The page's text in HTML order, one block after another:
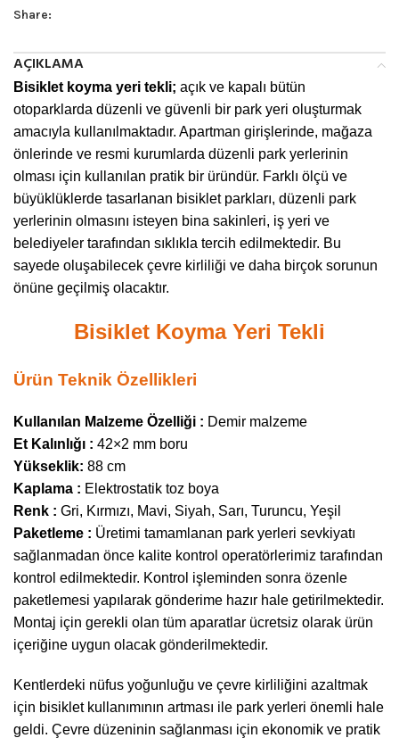
Share:
AÇIKLAMA
Bisiklet koyma yeri tekli; açık ve kapalı bütün
otoparklarda düzenli ve güvenli bir park yeri oluşturmak
amacıyla kullanılmaktadır. Apartman girişlerinde, mağaza
önlerinde ve resmi kurumlarda düzenli park yerlerinin
olması için kullanılan pratik bir üründür. Farklı ölçü ve
büyüklüklerde tasarlanan bisiklet parkları, düzenli park
yerlerinin olmasını isteyen bina sakinleri, iş yeri ve
belediyeler tarafından sıklıkla tercih edilmektedir. Bu
sayede oluşabilecek çevre kirliliği ve daha birçok sorunun
önüne geçilmiş olacaktır.
Bisiklet Koyma Yeri Tekli
Ürün Teknik Özellikleri
Kullanılan Malzeme Özelliği : Demir malzeme
Et Kalınlığı : 42×2 mm boru
Yükseklik: 88 cm
Kaplama : Elektrostatik toz boya
Renk : Gri, Kırmızı, Mavi, Siyah, Sarı, Turuncu, Yeşil
Paketleme : Üretimi tamamlanan park yerleri sevkiyatı
sağlanmadan önce kalite kontrol operatörlerimiz tarafından
kontrol edilmektedir. Kontrol işleminden sonra özenle
paketlemesi yapılarak gönderime hazır hale getirilmektedir.
Montaj için gerekli olan tüm aparatlar ücretsiz olarak ürün
içeriğine uygun olacak gönderilmektedir.
Kentlerdeki nüfus yoğunluğu ve çevre kirliliğini azaltmak
için bisiklet kullanımının artması ile park yerleri önemli hale
geldi. Çevre düzeninin sağlanması için ekonomik ve pratik